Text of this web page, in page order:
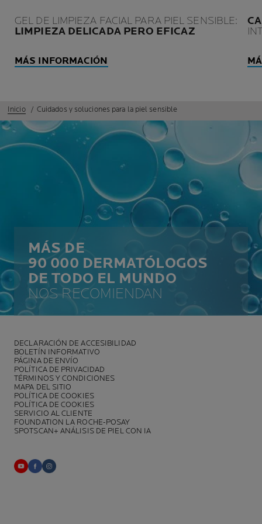
GEL DE LIMPIEZA FACIAL PARA PIEL SENSIBLE:
LIMPIEZA DELICADA PERO EFICAZ
MÁS INFORMACIÓN
Inicio Cuidados y soluciones para la piel sensible
MÁS DE
90 000 DERMATÓLOGOS
DE TODO EL MUNDO
NOS RECOMIENDAN
DECLARACIÓN DE ACCESIBILIDAD
BOLETÍN INFORMATIVO
PÁGINA DE ENVÍO
POLÍTICA DE PRIVACIDAD
TÉRMINOS Y CONDICIONES
MAPA DEL SITIO
POLÍTICA DE COOKIES
POLÍTICA DE COOKIES
SERVICIO AL CLIENTE
FOUNDATION LA ROCHE-POSAY
SPOTSCAN+ ANÁLISIS DE PIEL CON IA